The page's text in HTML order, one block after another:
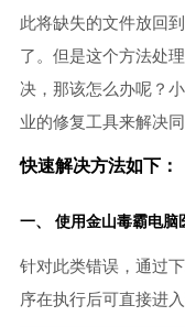
此将缺失的文件放回
了。但是这个方法处
决，那该怎么办呢？
业的修复工具来解决同
快速解决方法如下：
一、 使用金山毒霸电脑
针对此类错误，通过
序在执行后可直接进